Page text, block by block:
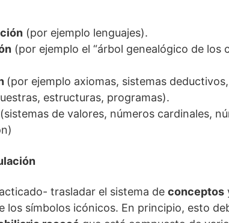
(por ejemplo lenguajes).
(por ejemplo el “árbol genealógico de los
(por ejemplo axiomas, sistemas
estructuras, programas).
(sistemas de valores, números cardinales,
trasladar el sistema de conceptos
los símbolos icónicos. En principio, esto